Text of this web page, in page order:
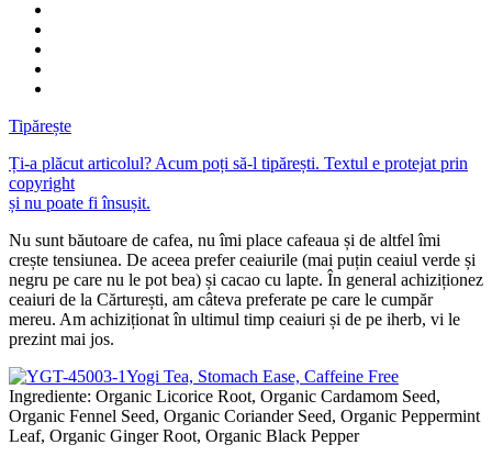
Tipărește
Ți-a plăcut articolul? Acum poți să-l tipărești. Textul e protejat prin
copyright
și nu poate fi însușit.
Nu sunt băutoare de cafea, nu îmi place cafeaua și de altfel îmi
crește tensiunea. De aceea prefer ceaiurile (mai puțin ceaiul verde și
negru pe care nu le pot bea) și cacao cu lapte. În general achiziționez
ceaiuri de la Cărturești, am câteva preferate pe care le cumpăr
mereu. Am achiziționat în ultimul timp ceaiuri și de pe iherb, vi le
prezint mai jos.
Yogi Tea, Stomach Ease, Caffeine Free
Ingrediente: Organic Licorice Root, Organic Cardamom Seed,
Organic Fennel Seed, Organic Coriander Seed, Organic Peppermint
Leaf, Organic Ginger Root, Organic Black Pepper